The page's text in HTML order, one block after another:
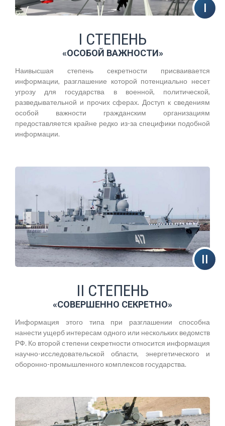
I СТЕПЕНЬ
«ОСОБОЙ ВАЖНОСТИ»
Наивысшая степень секретности присваивается
информации, разглашение которой потенциально несет
угрозу для государства в военной, политической,
разведывательной и прочих сферах. Доступ к сведениям
особой важности гражданским организациям
предоставляется крайне редко из-за специфики подобной
информации.
II СТЕПЕНЬ
«СОВЕРШЕННО СЕКРЕТНО»
Информация этого типа при разглашении способна
нанести ущерб интересам одного или нескольких ведомств
РФ. Ко второй степени секретности относится информация
научно-исследовательской области, энергетического и
оборонно-промышленного комплексов государства.